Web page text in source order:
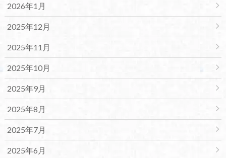
2026年1月
2025年12月
2025年11月
2025年10月
2025年9月
2025年8月
2025年7月
2025年6月